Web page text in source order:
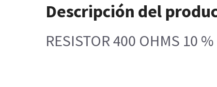
Descripción del
RESISTOR 400 OHMS 10 %